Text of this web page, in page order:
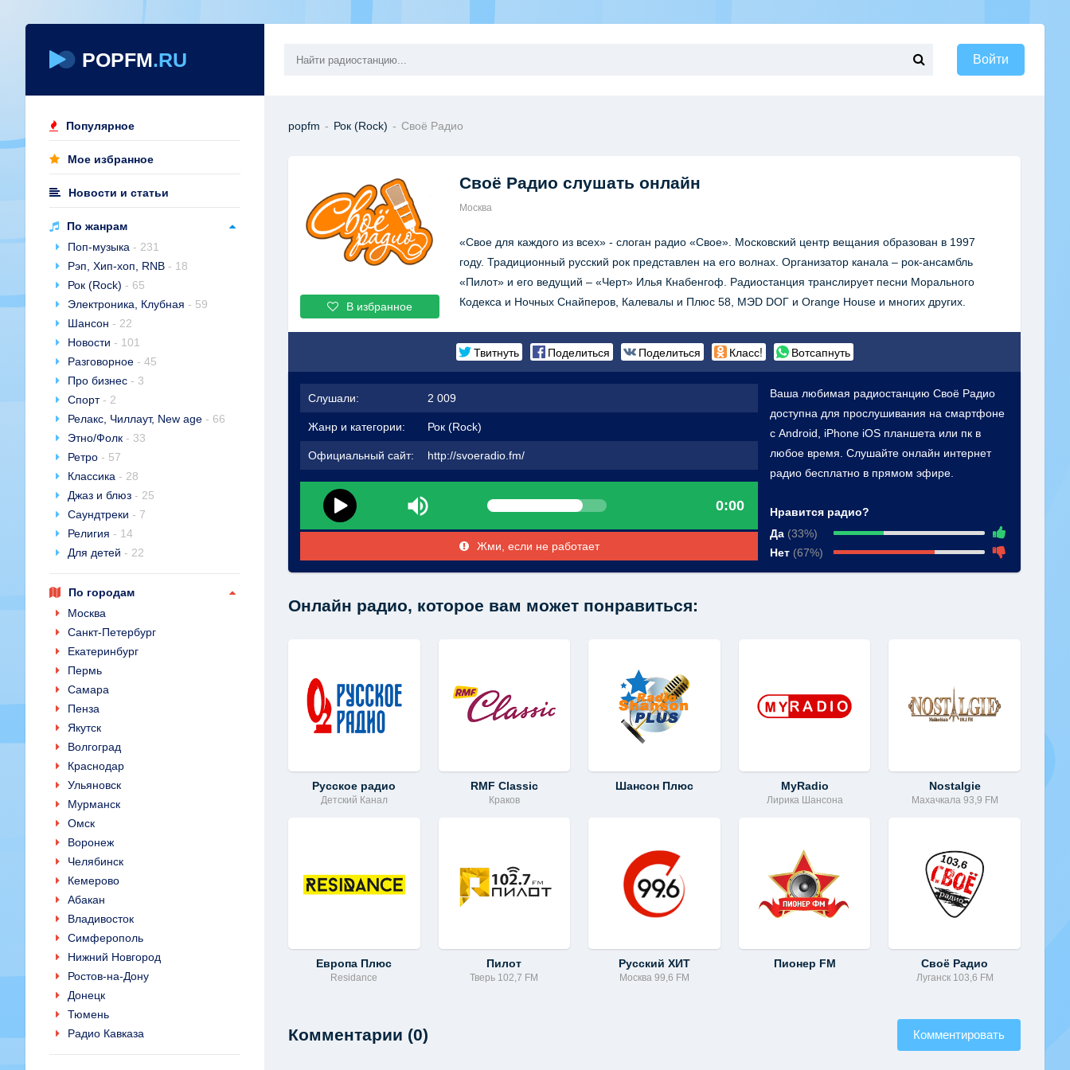
POPFM.RU
Популярное
Мое избранное
Новости и статьи
По жанрам
Поп-музыка - 231
Рэп, Хип-хоп, RNB - 18
Рок (Rock) - 65
Электроника, Клубная - 59
Шансон - 22
Новости - 101
Разговорное - 45
Про бизнес - 3
Спорт- 2
Релакс, Чиллаут, New age - 66
Этно/Фолк - 33
Ретро - 57
Классика - 28
Джаз и блюз - 25
Саундтреки - 7
Религия - 14
Для детей - 22
По городам
Москва
Санкт-Петербург
Екатеринбург
Пермь
Самара
Пенза
Якутск
Волгоград
Краснодар
Ульяновск
Мурманск
Омск
Воронеж
Челябинск
Кемерово
Абакан
Владивосток
Симферополь
Нижний Новгород
Ростов-на-Дону
Донецк
Тюмень
Радио Кавказа
Войти
popfm - Рок (Rock) - Своё Радио
В избранное
Своё Радио слушать онлайн
Москва
«Свое для каждого из всех» - слоган радио «Свое». Московский центр вещания образован в 1997
году. Традиционный русский рок представлен на его волнах. Организатор канала – рок-ансамбль
«Пилот» и его ведущий – «Черт» Илья Кнабенгоф. Радиостанция транслирует песни Морального
Кодекса и Ночных Снайперов, Калевалы и Плюс 58, MЭD DОГ и Orange House и многих других.
Твитнуть Поделиться Поделиться Класс! Вотсапнуть
Слушали: 2 009
Жанр и категории: Рок (Rock)
Официальный сайт: http://svoeradio.fm/
0:00
Жми, если не работает
Ваша любимая радиостанцию Своё Радио
доступна для прослушивания на смартфоне
с Android, iPhone iOS планшета или пк в
любое время. Слушайте онлайн интернет
радио бесплатно в прямом эфире.
Нравится радио?
Да (33%)
Нет (67%)
Онлайн радио, которое вам может понравиться:
Русское радио
Детский Канал
RMF Classic
Краков
Шансон Плюс MyRadio
Лирика Шансона
Nostalgie
Махачкала 93,9 FM
Европа Плюс
Residance
Пилот
Тверь 102,7 FM
Русский ХИТ
Москва 99,6 FM
Пионер FM Своё Радио
Луганск 103,6 FM
Комментарии (0) Комментировать